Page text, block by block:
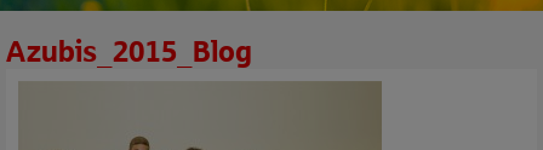
Azubis_2015_Blog